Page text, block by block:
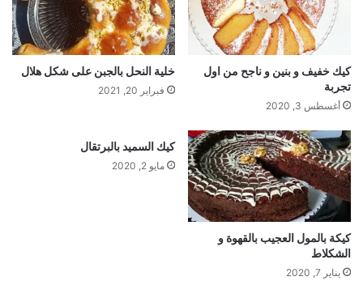
كيك خفيف و بنين و ناجح من اول
تجربة
أغسطس 3, 2020
خلية النحل بالجبن على شكل هلال
فبراير 20, 2021
كيكة بالمول العجيب بالقهوة و
الشكلاط
يناير 7, 2020
كيك السميد بالبرتقال
مايو 2, 2020